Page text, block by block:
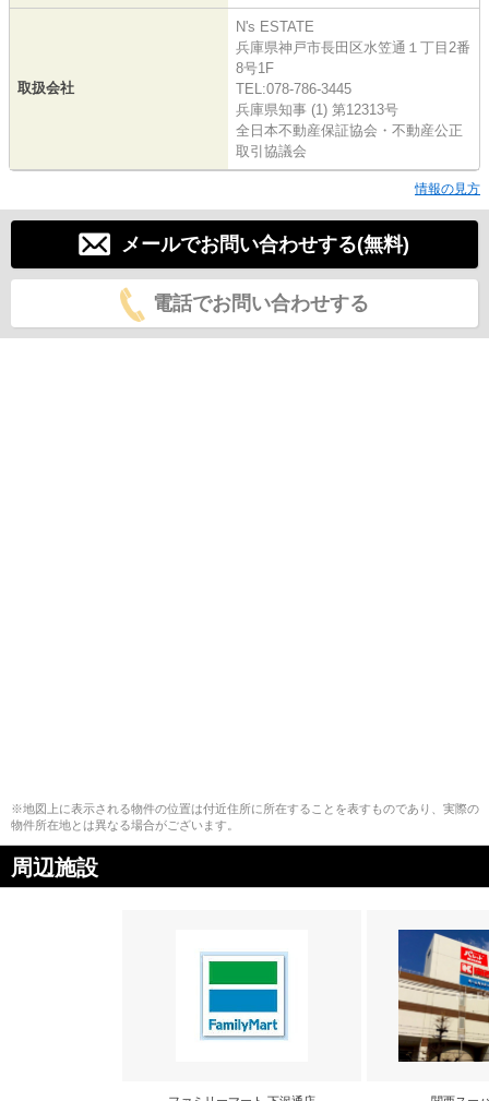
取扱会社
N's ESTATE
兵庫県神戸市長田区水笠通１丁目2番
8号1F
TEL:078-786-3445
兵庫県知事 (1) 第12313号
全日本不動産保証協会・不動産公正
取引協議会
情報の見方
メールでお問い合わせする(無料)
電話でお問い合わせする
※地図上に表示される物件の位置は付近住所に所在することを表すものであり、実際の
物件所在地とは異なる場合がございます。
周辺施設